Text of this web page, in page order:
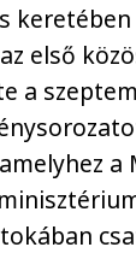
első
a
a